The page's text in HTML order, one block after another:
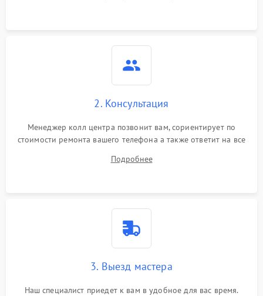
2. Консультация
Менеджер колл центра позвонит вам, сориентирует по
стоимости ремонта вашего телефона а также ответит на все
Подробнее
3. Выезд мастера
Наш специалист приедет к вам в удобное для вас время.